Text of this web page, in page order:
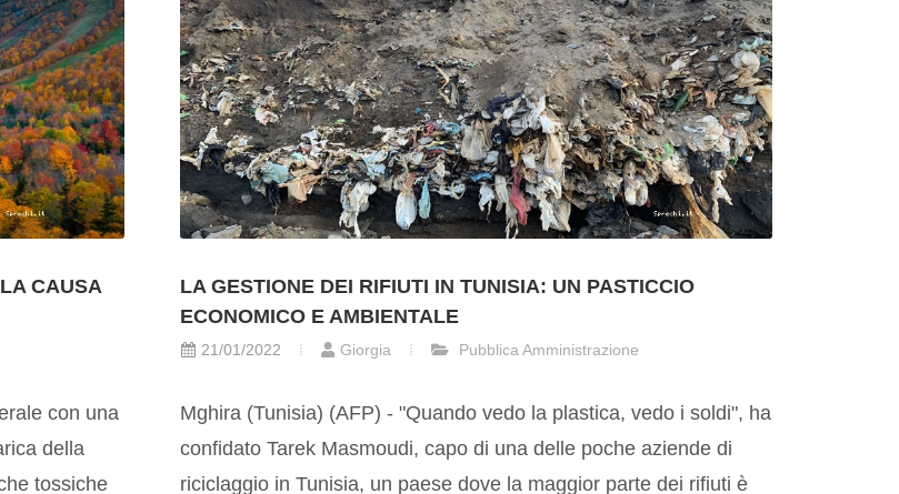
CAUSA
con una
della
tossiche
LA GESTIONE DEI RIFIUTI IN TUNISIA: UN PASTICCIO
ECONOMICO E AMBIENTALE
21/01/2022 Giorgia Pubblica Amministrazione
Mghira (Tunisia) (AFP) - "Quando vedo la plastica, vedo i soldi", ha
confidato Tarek Masmoudi, capo di una delle poche aziende di
riciclaggio in Tunisia, un paese dove la maggior parte dei rifiuti è